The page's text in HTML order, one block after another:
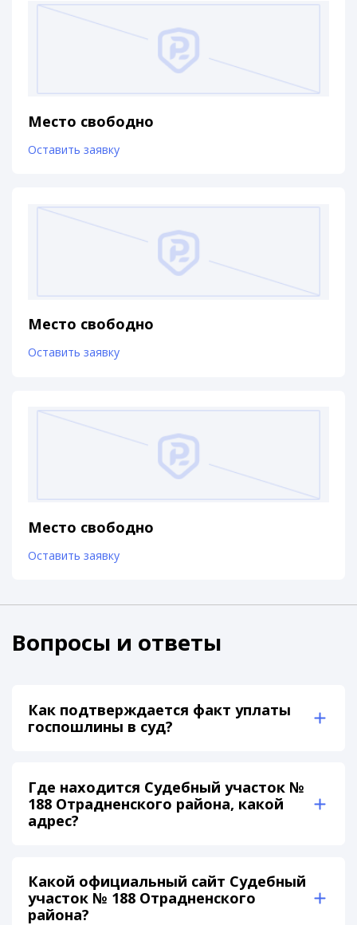
Место свободно
Оставить заявку
Место свободно
Оставить заявку
Место свободно
Оставить заявку
Вопросы и ответы
Как подтверждается факт уплаты
госпошлины в суд?
Где находится Судебный участок №
188 Отрадненского района, какой
адрес?
Какой официальный сайт Судебный
участок № 188 Отрадненского
района?